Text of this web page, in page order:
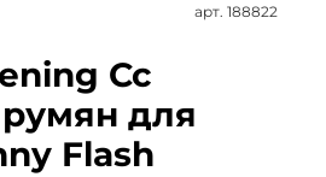
арт. 188822
Cc
для
Flash